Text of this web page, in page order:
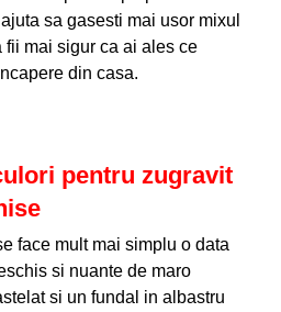
sa gasesti mai usor mixul
fii mai sigur ca ai ales ce
din casa.
pentru zugravit
face mult mai simplu o data
si nuante de maro
si un fundal in albastru